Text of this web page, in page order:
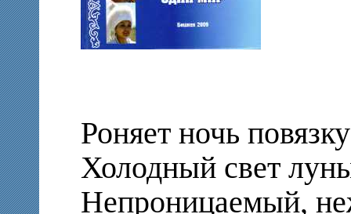
Роняет ночь
Холодный свет
Непроницаемый,